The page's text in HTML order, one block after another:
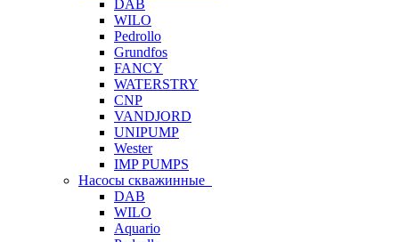
DAB
WILO
Pedrollo
Grundfos
FANCY
WATERSTRY
CNP
VANDJORD
UNIPUMP
Wester
IMP PUMPS
Насосы скважинные
DAB
WILO
Aquario